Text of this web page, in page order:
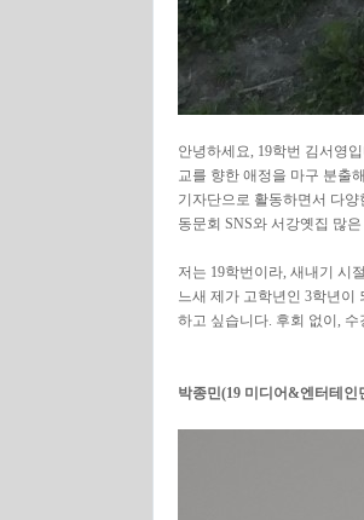
안녕하세요, 19학번 김서영
교를 향한 애정을 마구 분출
기자단으로 활동하면서 다
동문회 SNS와 서강옛집 많
저는 19학번이라, 새내기 시
느새 제가 고학년인 3학년이
하고 싶습니다. 후회 없이,
박종민(19 미디어&엔터테인